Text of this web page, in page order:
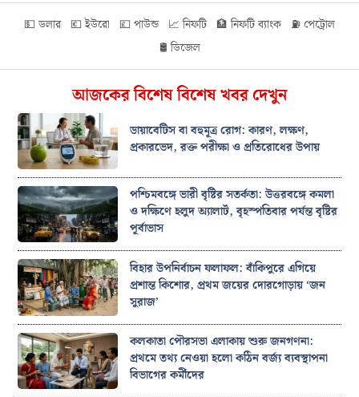
💵 ডলার 💶 ইউরো 💷 পাউন্ড 📈 নিফটি 🏦 নিফটি ব্যাংক ⛽ পেট্রোল
🛢️ ডিজেল
আজকের বিশেষ বিশেষ খবর দেখুন
ডায়াবেটিস বা বহুমূত্র রোগ: কারণ, লক্ষণ,
প্রকারভেদ, রক্ত পরীক্ষা ও প্রতিরোধের উপায়
পশ্চিমবঙ্গে ভারী বৃষ্টির সতর্কতা: উত্তরবঙ্গে কমলা
ও দক্ষিণে হলুদ অ্যালার্ট, বৃহস্পতিবার পর্যন্ত বৃষ্টির
পূর্বাভাস
বিহার উপনির্বাচন ফলাফল: বাঁকিপুরে এগিয়ে
প্রশান্ত কিশোর, প্রথম জয়ের দোরগোড়ায় ‘জন
সুরাজ’
কলকাতা পৌরসভা এলাকায় শুরু জনগণনা:
প্রথমে তথ্য নেওয়া হলো কঠিন বর্জ্য ব্যবস্থাপনা
বিভাগের কর্মীদের